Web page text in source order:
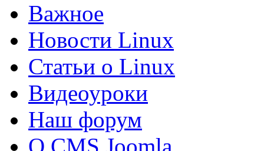
Важное
Новости Linux
Статьи о Linux
Видеоуроки
Наш форум